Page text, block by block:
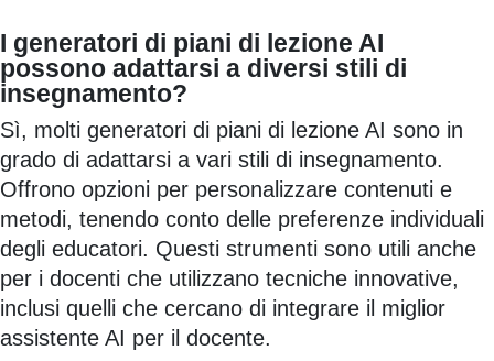
I generatori di piani di lezione AI
possono adattarsi a diversi stili di
insegnamento?
Sì, molti generatori di piani di lezione AI sono in
grado di adattarsi a vari stili di insegnamento.
Offrono opzioni per personalizzare contenuti e
metodi, tenendo conto delle preferenze individuali
degli educatori. Questi strumenti sono utili anche
per i docenti che utilizzano tecniche innovative,
inclusi quelli che cercano di integrare il miglior
assistente AI per il docente.